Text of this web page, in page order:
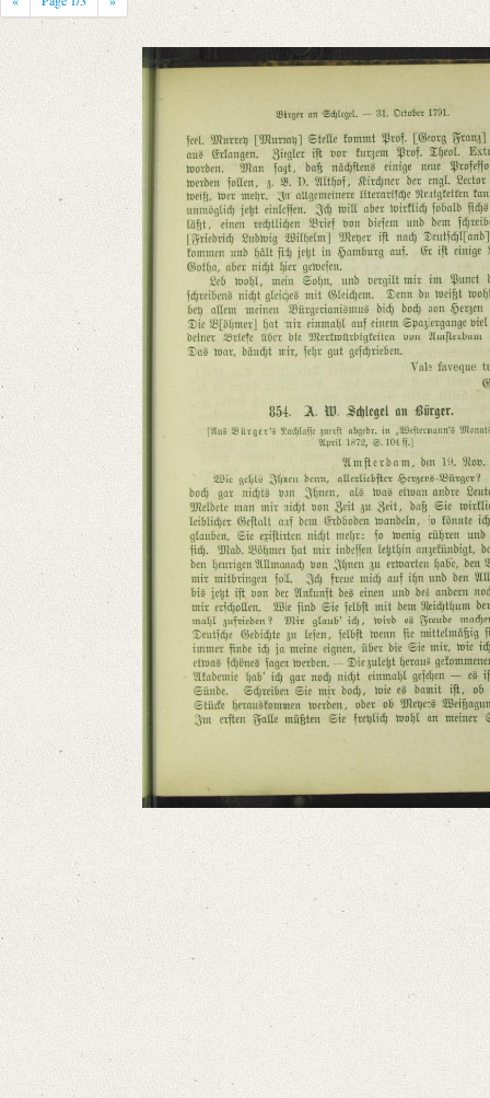
Printed Text
Provider: Dresden, Sächsische Landesbibliothek - Staats- und
Bibliography: Strodtmann, Adolf: Briefe von und an Gottfried August
anderen, meist handschriftlichen Quellen. Bd. 4. Berlin 1874, S.
Incipit: „[1] Amsterdam, den 19. Nov. 1791.
Wie gehts Ihnen denn, allerliebster Herzens-Bürger? Hört man doch
Provider: Marbach am Neckar, Deutsches Literaturarchiv
Classification Number: A:Bürger 1916
Number of Pages: 6 S., hs. m. U.
Format: 8°